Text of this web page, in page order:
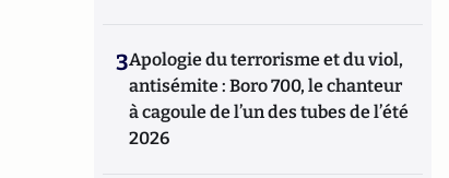
3Apologie du terrorisme et du viol,
antisémite : Boro 700, le chanteur
à cagoule de l’un des tubes de l’été
2026